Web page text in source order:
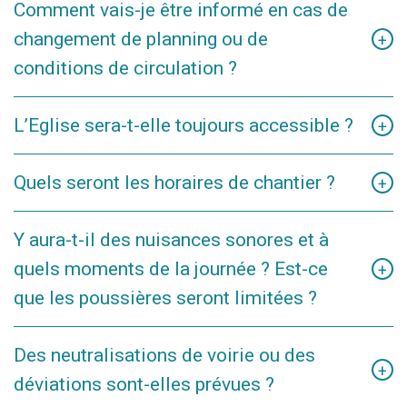
Intervention maçonnerie Tour Clocher
Etat sanitaire Eglise
Restauration du Maître Autel.
jour régulièrement sur le site de la Ville de Wavre.
Comment vais-je être informé en cas de
changement de planning ou de
conditions de circulation ?
+
internet et les réseaux sociaux de la Ville de Wavre afin de
suivre l’évolution du chantier.
L’Eglise sera-t-elle toujours accessible ? +
toute la durée des travaux.
restriction de la circulation sur la place, vous pouvez
retrouver ces informations.
Quels seront les horaires de chantier ? +
Lors du montage de la grue, il se peut que les horaires de
travail s'étendent jusque 18h00.
Y aura-t-il des nuisances sonores et à
quels moments de la journée ? Est-ce
que les poussières seront limitées ?
+
sont inévitables.
Des bâches anti-poussières seront installées sur les
Des neutralisations de voirie ou des
déviations sont-elles prévues ?
+